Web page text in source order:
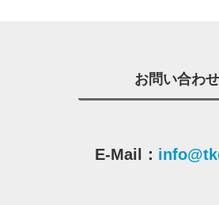
お問い合わせ
E-Mail：